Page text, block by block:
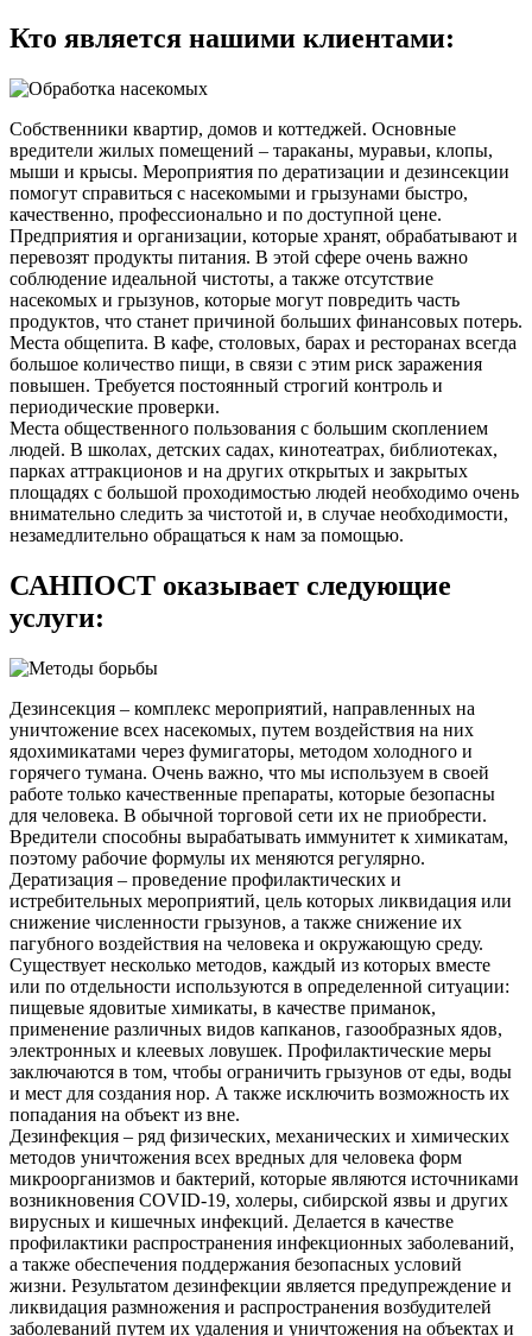
Кто является нашими клиентами:
Собственники квартир, домов и коттеджей. Основные
вредители жилых помещений – тараканы, муравьи, клопы,
мыши и крысы. Мероприятия по дератизации и дезинсекции
помогут справиться с насекомыми и грызунами быстро,
качественно, профессионально и по доступной цене.
Предприятия и организации, которые хранят, обрабатывают и
перевозят продукты питания. В этой сфере очень важно
соблюдение идеальной чистоты, а также отсутствие
насекомых и грызунов, которые могут повредить часть
продуктов, что станет причиной больших финансовых потерь.
Места общепита. В кафе, столовых, барах и ресторанах всегда
большое количество пищи, в связи с этим риск заражения
повышен. Требуется постоянный строгий контроль и
периодические проверки.
Места общественного пользования с большим скоплением
людей. В школах, детских садах, кинотеатрах, библиотеках,
парках аттракционов и на других открытых и закрытых
площадях с большой проходимостью людей необходимо очень
внимательно следить за чистотой и, в случае необходимости,
незамедлительно обращаться к нам за помощью.
САНПОСТ оказывает следующие
услуги:
Дезинсекция – комплекс мероприятий, направленных на
уничтожение всех насекомых, путем воздействия на них
ядохимикатами через фумигаторы, методом холодного и
горячего тумана. Очень важно, что мы используем в своей
работе только качественные препараты, которые безопасны
для человека. В обычной торговой сети их не приобрести.
Вредители способны вырабатывать иммунитет к химикатам,
поэтому рабочие формулы их меняются регулярно.
Дератизация – проведение профилактических и
истребительных мероприятий, цель которых ликвидация или
снижение численности грызунов, а также снижение их
пагубного воздействия на человека и окружающую среду.
Существует несколько методов, каждый из которых вместе
или по отдельности используются в определенной ситуации:
пищевые ядовитые химикаты, в качестве приманок,
применение различных видов капканов, газообразных ядов,
электронных и клеевых ловушек. Профилактические меры
заключаются в том, чтобы ограничить грызунов от еды, воды
и мест для создания нор. А также исключить возможность их
попадания на объект из вне.
Дезинфекция – ряд физических, механических и химических
методов уничтожения всех вредных для человека форм
микроорганизмов и бактерий, которые являются источниками
возникновения COVID-19, холеры, сибирской язвы и других
вирусных и кишечных инфекций. Делается в качестве
профилактики распространения инфекционных заболеваний,
а также обеспечения поддержания безопасных условий
жизни. Результатом дезинфекции является предупреждение и
ликвидация размножения и распространения возбудителей
заболеваний путем их удаления и уничтожения на объектах и